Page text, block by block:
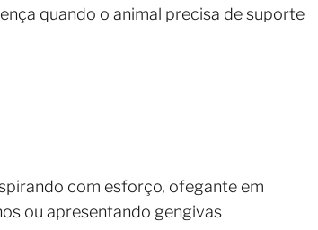
quando o animal precisa de suporte
com esforço, ofegante em
ou apresentando gengivas